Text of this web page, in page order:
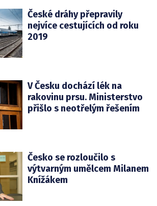
České dráhy přepravily
nejvíce cestujících od roku
2019
V Česku dochází lék na
rakovinu prsu. Ministerstvo
přišlo s neotřelým řešením
Česko se rozloučilo s
výtvarným umělcem Milanem
Knížákem